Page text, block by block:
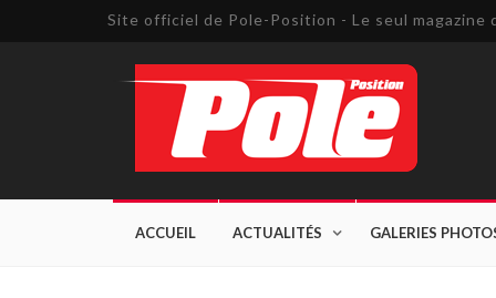
Site officiel de Pole-Position - Le seul magazine
ACCUEIL ACTUALITÉS GALERIES